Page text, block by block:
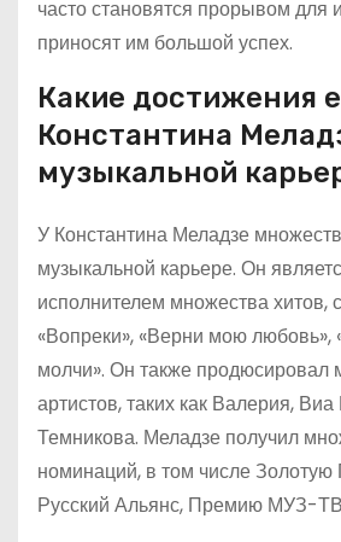
часто становятся прорывом для
приносят им большой успех.
Какие достижения
Константина
музыкальной
У Константина Меладзе
музыкальной карьере. Он
исполнителем множества хитов,
«Вопреки», «Верни мою любовь»,
молчи». Он также продюсировал
артистов, таких как Валерия,
Темникова. Меладзе получил
номинаций, в том числе
Русский Альянс, Премию МУЗ-